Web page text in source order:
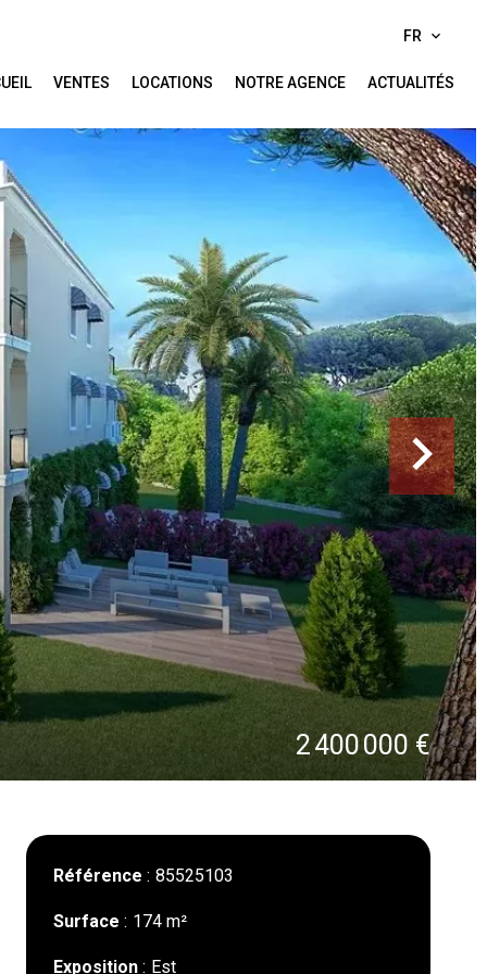
FR
VENTES LOCATIONS NOTRE AGENCE ACTUALITÉS
2 400 000 €
Référence 85525103
Surface 174 m²
Exposition Est